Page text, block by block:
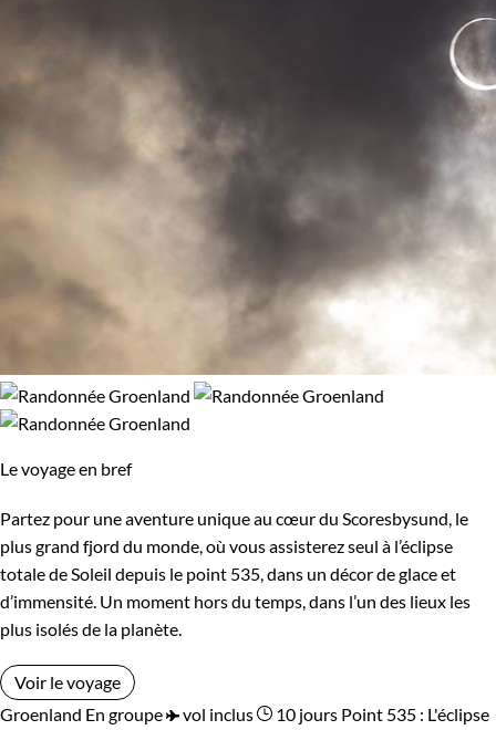
Le voyage en bref
Partez pour une aventure unique au cœur du Scoresbysund, le
plus grand fjord du monde, où vous assisterez seul à l’éclipse
totale de Soleil depuis le point 535, dans un décor de glace et
d’immensité. Un moment hors du temps, dans l’un des lieux les
plus isolés de la planète.
Voir le voyage
Groenland En groupe vol inclus 10 jours Point 535 : L'éclipse